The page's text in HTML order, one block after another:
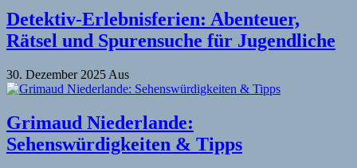
Detektiv-Erlebnisferien: Abenteuer,
Rätsel und Spurensuche für Jugendliche
30. Dezember 2025 Aus
Grimaud Niederlande:
Sehenswürdigkeiten & Tipps